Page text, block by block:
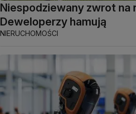
Niespodziewany zwrot na
Deweloperzy hamują
NIERUCHOMOŚCI